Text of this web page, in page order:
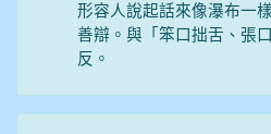
形容人說起話來像瀑布一
善辯。與「笨口拙舌、張
反。